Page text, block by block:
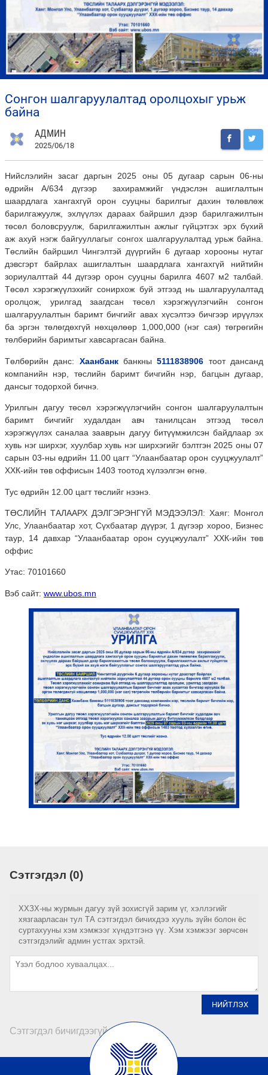
сонгон шалгаруулалтад оролцохыг урьж
байна
АДМИН
2025/06/18
Нийслэлийн засаг даргын 2025 оны 05 дугаар сарын 06-ны
өдрийн А/634 дүгээр захирамжийг үндэслэн ашиглалтын
шаардлага хангахгүй орон сууцны барилгыг дахин төлөвлөж
барилгажуулж, эхлүүлэх дараах байршил дээр барилгажилтын
төсөл боловсруулж, барилгажилтын ажлыг гүйцэтгэх эрх бүхий
аж ахуй нэгж байгууллагыг сонгох шалгаруулалтад урьж байна.
Төслийн байршил Чингэлтэй дүүргийн 6 дугаар хорооны нутаг
дэвсгэрт байрлах ашиглалтын шаардлага хангахгүй нийтийн
зориулалттай 44 дүгээр орон сууцны барилга 4607 м2 талбай.
Төсөл хэрэгжүүлэхийг сонирхож буй этгээд нь шалгаруулалтад
оролцож, урилгад заагдсан төсөл хэрэгжүүлэгчийн сонгон
шалгаруулалтын баримт бичгийг авах хүсэлтээ бичгээр ирүүлэх
ба эргэн төлөгдөхгүй нөхцөлөөр 1,000,000 (нэг сая) төгрөгийн
төлбөрийн баримтыг хавсаргасан байна.
Төлбөрийн данс: Хаанбанкбанкны5111838906 тоот дансанд
компанийн нэр, төслийн баримт бичгийн нэр, багцын дугаар,
дансыг тодорхой бичнэ.
Урилгын дагуу төсөл хэрэгжүүлэгчийн сонгон шалгаруулалтын
баримт бичгийг худалдан авч танилцсан этгээд төсөл
хэрэгжүүлэх саналаа зааврын дагуу битүүмжилсэн байдлаар эх
хувь нэг ширхэг, хуулбар хувь нэг ширхэгийг бэлтгэн 2025 оны 07
сарын 03-ны өдрийн 11.00 цагт “Улаанбаатар орон сууцжуулалт”
ХХК-ийн төв оффисын 1403 тоотод хүлээлгэн өгнө.
Тус өдрийн 12.00 цагт төслийг нээнэ.
ТӨСЛИЙН ТАЛААРХ ДЭЛГЭРЭНГҮЙ МЭДЭЭЛЭЛ: Хаяг: Монгол
Улс, Улаанбаатар хот, Сүхбаатар дүүрэг, 1 дүгээр хороо, Бизнес
таур, 14 давхар “Улаанбаатар орон сууцжуулалт” ХХК-ийн төв
оффис
Утас: 70101660
Вэб сайт: www.ubos.mn
Сэтгэгдэл (0)
ХХЗХ-ны журмын дагуу зүй зохисгүй зарим үг, хэллэгийг
хязгаарласан тул ТА сэтгэгдэл бичихдээ хууль зүйн болон ёс
суртахууны хэм хэмжээг хүндэтгэнэ үү. Хэм хэмжээг зөрчсөн
сэтгэгдэлийг админ устгах эрхтэй.
НИЙТЛЭХ
Сэтгэгдэл бичигдээгүй байна